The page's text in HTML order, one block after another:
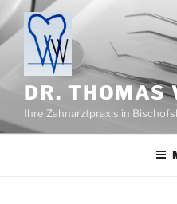
Zum
Inhalt
springen
DR. THOMAS
Ihre Zahnarztpraxis in